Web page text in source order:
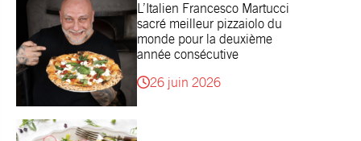
L’Italien Francesco Martucci
sacré meilleur pizzaiolo du
monde pour la deuxième
année consécutive
26 juin 2026